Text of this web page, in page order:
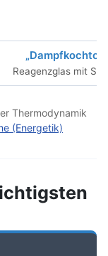
Reagenzglas mit
Thermodynamik
(Energetik)